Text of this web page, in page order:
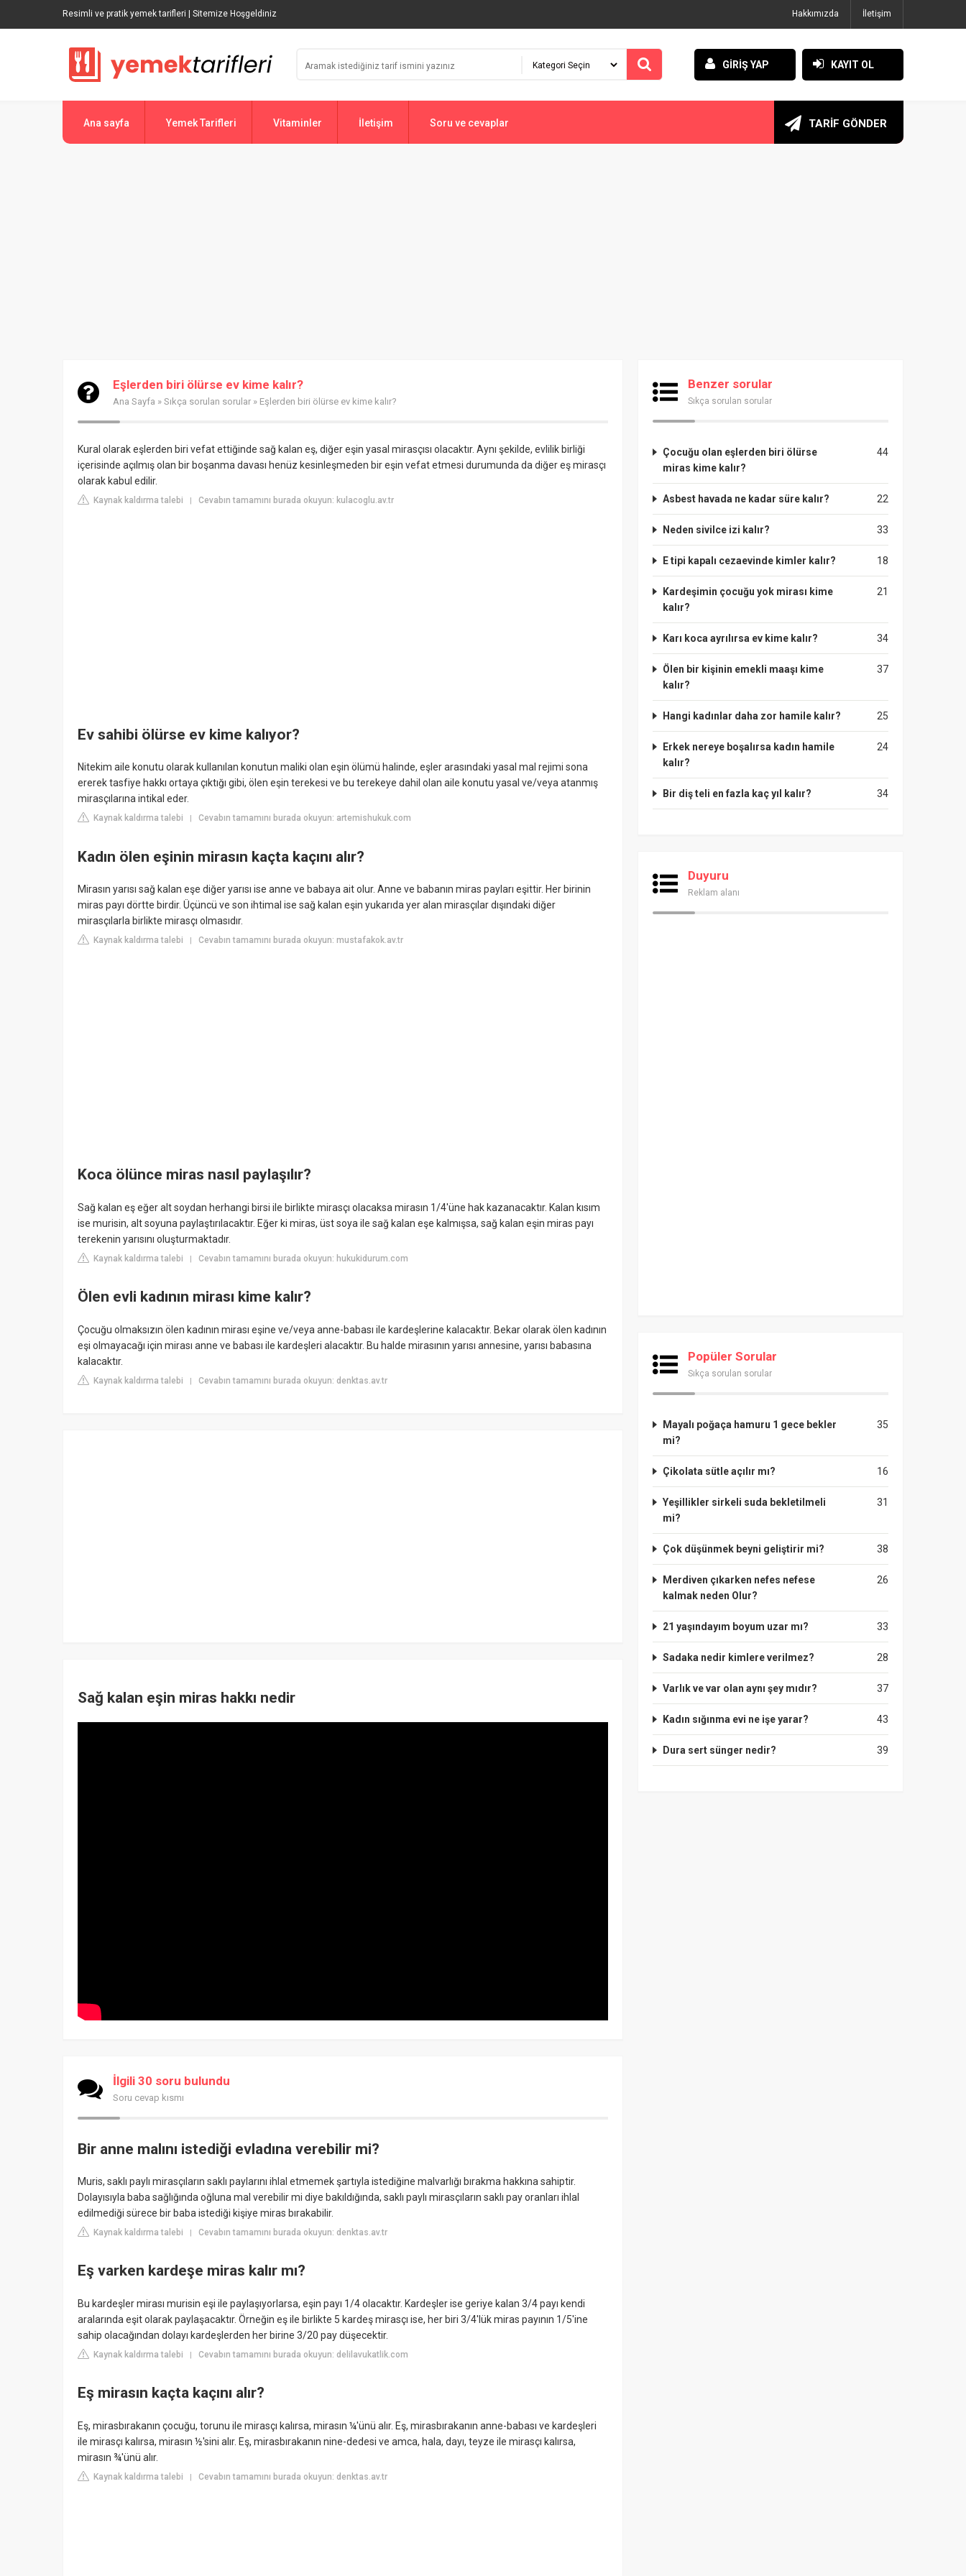
Resimli ve pratik yemek tarifleri | Sitemize Hoşgeldiniz Hakkımızda İletişim
GİRİŞ YAP KAYIT OL
Ana sayfa Yemek Tarifleri Vitaminler İletişim Soru ve cevaplar TARİF GÖNDER
Eşlerden biri ölürse ev kime kalır?
Ana Sayfa » Sıkça sorulan sorular » Eşlerden biri ölürse ev kime kalır?
Kural olarak eşlerden biri vefat ettiğinde sağ kalan eş, diğer eşin yasal mirasçısı olacaktır. Aynı şekilde, evlilik birliği
içerisinde açılmış olan bir boşanma davası henüz kesinleşmeden bir eşin vefat etmesi durumunda da diğer eş mirasçı
olarak kabul edilir.
Kaynak kaldırma talebi | Cevabın tamamını burada okuyun: kulacoglu.av.tr
Ev sahibi ölürse ev kime kalıyor?
Nitekim aile konutu olarak kullanılan konutun maliki olan eşin ölümü halinde, eşler arasındaki yasal mal rejimi sona
ererek tasfiye hakkı ortaya çıktığı gibi, ölen eşin terekesi ve bu terekeye dahil olan aile konutu yasal ve/veya atanmış
mirasçılarına intikal eder.
Kaynak kaldırma talebi Cevabın tamamını burada okuyun: artemishukuk.com
Kadın ölen eşinin mirasın kaçta kaçını alır?
Mirasın yarısı sağ kalan eşe diğer yarısı ise anne ve babaya ait olur. Anne ve babanın miras payları eşittir. Her birinin
miras payı dörtte birdir. Üçüncü ve son ihtimal ise sağ kalan eşin yukarıda yer alan mirasçılar dışındaki diğer
mirasçılarla birlikte mirasçı olmasıdır.
Kaynak kaldırma talebi Cevabın tamamını burada okuyun: mustafakok.av.tr
Koca ölünce miras nasıl paylaşılır?
Sağ kalan eş eğer alt soydan herhangi birsi ile birlikte mirasçı olacaksa mirasın 1/4'üne hak kazanacaktır. Kalan kısım
ise murisin, alt soyuna paylaştırılacaktır. Eğer ki miras, üst soya ile sağ kalan eşe kalmışsa, sağ kalan eşin miras payı
terekenin yarısını oluşturmaktadır.
Kaynak kaldırma talebi | Cevabın tamamını burada okuyun: hukukidurum.com
Ölen evli kadının mirası kime kalır?
Çocuğu olmaksızın ölen kadının mirası eşine ve/veya anne-babası ile kardeşlerine kalacaktır. Bekar olarak ölen kadının
eşi olmayacağı için mirası anne ve babası ile kardeşleri alacaktır. Bu halde mirasının yarısı annesine, yarısı babasına
kalacaktır.
Kaynak kaldırma talebi | Cevabın tamamını burada okuyun: denktas.av.tr
Sağ kalan eşin miras hakkı nedir
İlgili 30 soru bulundu
Soru cevap kısmı
Bir anne malını istediği evladına verebilir mi?
Muris, saklı paylı mirasçıların saklı paylarını ihlal etmemek şartıyla istediğine malvarlığı bırakma hakkına sahiptir.
Dolayısıyla baba sağlığında oğluna mal verebilir mi diye bakıldığında, saklı paylı mirasçıların saklı pay oranları ihlal
edilmediği sürece bir baba istediği kişiye miras bırakabilir.
Kaynak kaldırma talebi | Cevabın tamamını burada okuyun: denktas.av.tr
Eş varken kardeşe miras kalır mı?
Bu kardeşler mirası murisin eşi ile paylaşıyorlarsa, eşin payı 1/4 olacaktır. Kardeşler ise geriye kalan 3/4 payı kendi
aralarında eşit olarak paylaşacaktır. Örneğin eş ile birlikte 5 kardeş mirasçı ise, her biri 3/4'lük miras payının 1/5'ine
sahip olacağından dolayı kardeşlerden her birine 3/20 pay düşecektir.
Kaynak kaldırma talebi | Cevabın tamamını burada okuyun: delilavukatlik.com
Eş mirasın kaçta kaçını alır?
Eş, mirasbırakanın çocuğu, torunu ile mirasçı kalırsa, mirasın ¼'ünü alır. Eş, mirasbırakanın anne-babası ve kardeşleri
ile mirasçı kalırsa, mirasın ½'sini alır. Eş, mirasbırakanın nine-dedesi ve amca, hala, dayı, teyze ile mirasçı kalırsa,
mirasın ¾'ünü alır.
Kaynak kaldırma talebi | Cevabın tamamını burada okuyun: denktas.av.tr
Benzer sorular
Sıkça sorulan sorular
44
Çocuğu olan eşlerden biri ölürse
miras kime kalır?
22
Asbest havada ne kadar süre kalır?
33
Neden sivilce izi kalır?
18
E tipi kapalı cezaevinde kimler kalır?
21
Kardeşimin çocuğu yok mirası kime
kalır?
34
Karı koca ayrılırsa ev kime kalır?
37
Ölen bir kişinin emekli maaşı kime
kalır?
25
Hangi kadınlar daha zor hamile kalır?
24
Erkek nereye boşalırsa kadın hamile
kalır?
34
Bir diş teli en fazla kaç yıl kalır?
Duyuru
Reklam alanı
Popüler Sorular
Sıkça sorulan sorular
35
Mayalı poğaça hamuru 1 gece bekler
mi?
16
Çikolata sütle açılır mı?
31
Yeşillikler sirkeli suda bekletilmeli
mi?
38
Çok düşünmek beyni geliştirir mi?
26
Merdiven çıkarken nefes nefese
kalmak neden Olur?
33
21 yaşındayım boyum uzar mı?
28
Sadaka nedir kimlere verilmez?
37
Varlık ve var olan aynı şey mıdır?
43
Kadın sığınma evi ne işe yarar?
39
Dura sert sünger nedir?